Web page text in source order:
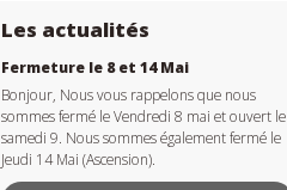
Les actualités
Fermeture le 8 et 14 Mai
Bonjour, Nous vous rappelons que nous
sommes fermé le Vendredi 8 mai et ouvert le
samedi 9. Nous sommes également fermé le
Jeudi 14 Mai (Ascension).